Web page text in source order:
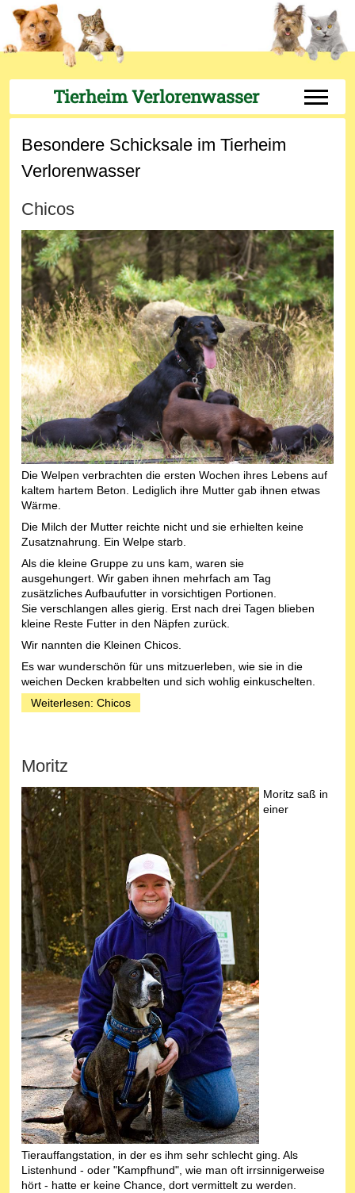
Tierheim Verlorenwasser Off-
Besondere Schicksale im Tierheim
Verlorenwasser
Chicos
Die Welpen verbrachten die ersten Wochen ihres Lebens auf
kaltem hartem Beton. Lediglich ihre Mutter gab ihnen etwas
Wärme.
Die Milch der Mutter reichte nicht und sie erhielten keine
Zusatznahrung. Ein Welpe starb.
Als die kleine Gruppe zu uns kam, waren sie
ausgehungert. Wir gaben ihnen mehrfach am Tag
zusätzliches Aufbaufutter in vorsichtigen Portionen.
Sie verschlangen alles gierig. Erst nach drei Tagen blieben
kleine Reste Futter in den Näpfen zurück.
Wir nannten die Kleinen Chicos.
Es war wunderschön für uns mitzuerleben, wie sie in die
weichen Decken krabbelten und sich wohlig einkuschelten.
Weiterlesen: Chicos
Moritz
Moritz saß in
einer
Tierauffangstation, in der es ihm sehr schlecht ging. Als
Listenhund - oder "Kampfhund", wie man oft irrsinnigerweise
hört - hatte er keine Chance, dort vermittelt zu werden.